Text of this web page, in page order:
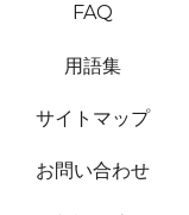
FAQ
用語集
サイトマップ
お問い合わせ